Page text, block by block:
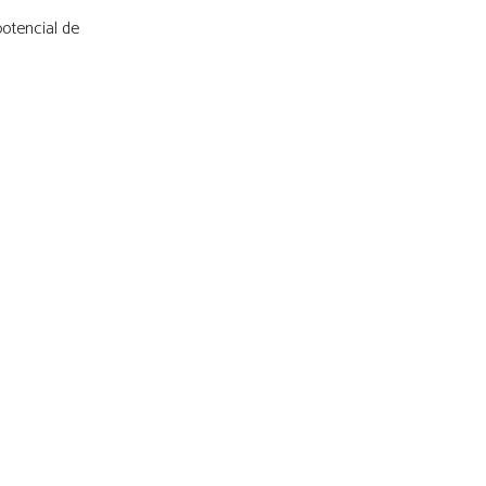
de